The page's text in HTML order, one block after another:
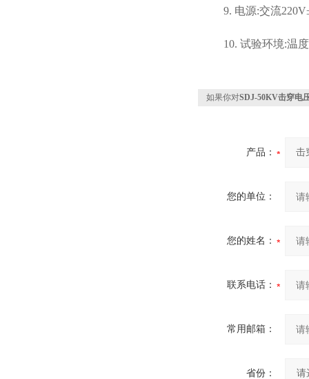
9. 电源:交流
10. 试验环境:温度
如果你对SDJ-50KV击穿电
产品：
您的单位：
您的姓名：
联系电话：
常用邮箱：
省份：